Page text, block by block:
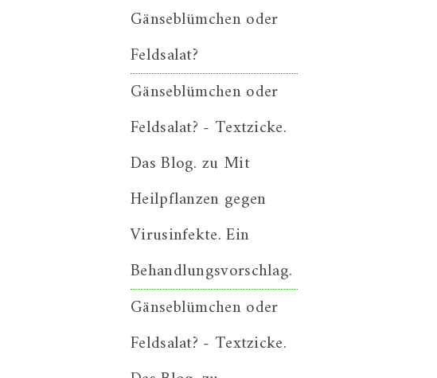
Gänseblümchen oder
Feldsalat?
Gänseblümchen oder
Feldsalat? - Textzicke.
Das Blog. zu Mit
Heilpflanzen gegen
Virusinfekte. Ein
Behandlungsvorschlag.
Gänseblümchen oder
Feldsalat? - Textzicke.